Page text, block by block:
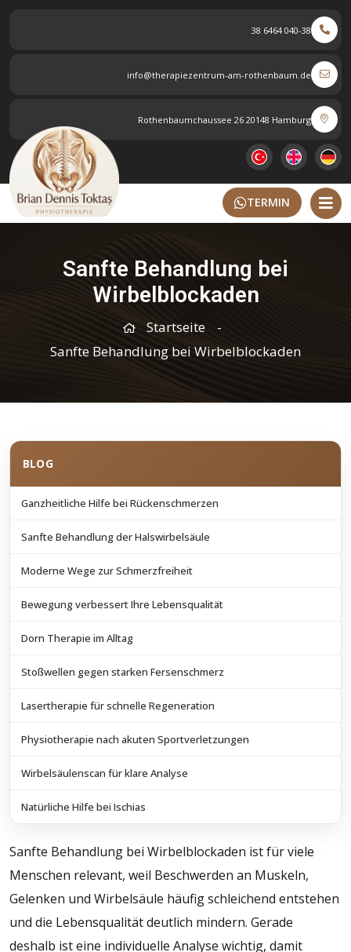
040-38 6464 38
info@therapiezentrum-am-rothenbaum.de
Rothenbaumchaussee 26 20148 Hamburg
TERMIN
Sanfte Behandlung bei
Wirbelblockaden
Startseite
Sanfte Behandlung bei Wirbelblockaden
BLOG
Ganzheitliche Hilfe bei Rückenschmerzen
Sanfte Behandlung der Halswirbelsäule
Moderne Wege zur Schmerzfreiheit
Bewegung verbessert Ihre Lebensqualität
Dorn Therapie im Alltag
Stoßwellen gegen starken Fersenschmerz
Lasertherapie für schnelle Regeneration
Physiotherapie nach akuten Sportverletzungen
Wirbelsäulenscan für klare Analyse
Natürliche Hilfe bei Ischias
Sanfte Behandlung bei Wirbelblockaden ist für viele
Menschen relevant, weil Beschwerden an Muskeln,
Gelenken und Wirbelsäule häufig schleichend entstehen
und die Lebensqualität deutlich mindern. Gerade
deshalb ist eine individuelle Analyse wichtig, damit